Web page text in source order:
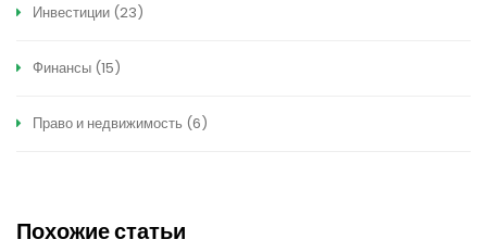
Инвестиции (23)
Финансы (15)
Право и недвижимость (6)
Похожие статьи